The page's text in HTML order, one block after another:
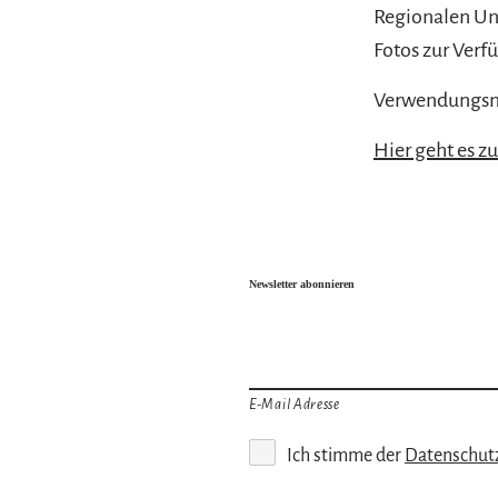
Regionalen
Fotos zur
Hier geht es
Newsletter abonnieren
E-Mail Adresse
Ich stimme der